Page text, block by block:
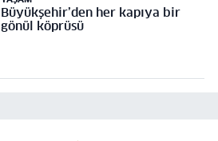
Büyükşehir’den her kapıya bir
gönül köprüsü